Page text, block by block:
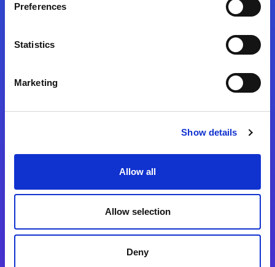
Preferences
Statistics
Marketing
Show details
Allow all
Allow selection
Deny